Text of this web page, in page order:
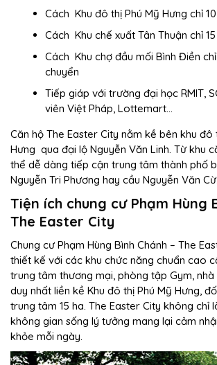
Cách Khu đô thị Phú Mỹ Hưng chỉ
Cách Khu chế xuất Tân Thuận chỉ
Cách Khu chợ đầu mối Bình Điền
chuyển
Tiếp giáp với trường đại học RMIT,
viên Việt Pháp, Lottemart…
Căn hộ The Easter City nằm kề bên khu đô
Hưng qua đại lộ Nguyễn Văn Linh. Từ khu
thể dễ dàng tiếp cận trung tâm thành phố
Nguyễn Tri Phương hay cầu Nguyễn Văn Cừ.
Tiện ích chung cư Phạm Hùng
The Easter City
Chung cư Phạm Hùng Bình Chánh – The
thiết kế với các khu chức năng chuẩn cao
trung tâm thương mại, phòng tập Gym,
duy nhất liền kề Khu đô thị Phú Mỹ Hưng,
trung tâm 15 ha. The Easter City không chỉ
không gian sống lý tưởng mang lại cảm
khỏe mỗi ngày.